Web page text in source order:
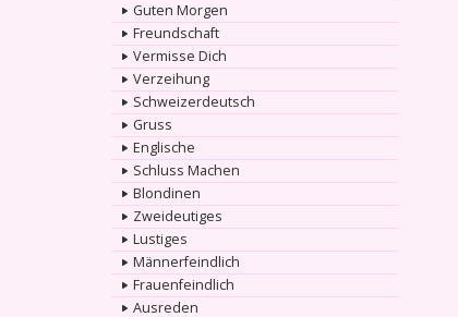
Guten Morgen
Freundschaft
Vermisse Dich
Verzeihung
Schweizerdeutsch
Gruss
Englische
Schluss Machen
Blondinen
Zweideutiges
Lustiges
Männerfeindlich
Frauenfeindlich
Ausreden